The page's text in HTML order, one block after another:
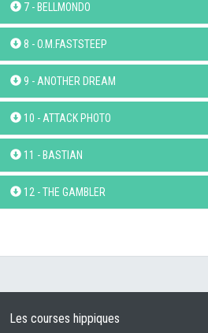
7 - BELLMONDO
8 - O.M.FASTSTEEP
9 - ANOTHER DREAM
10 - ATTACK PHOTO
11 - BASTIAN
12 - THE GAMBLER
Les courses hippiques